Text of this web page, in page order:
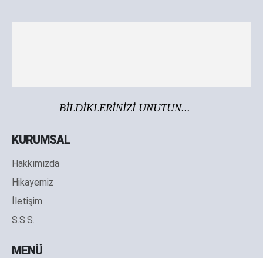
BİLDİKLERİNİZİ UNUTUN...
KURUMSAL
Hakkımızda
Hikayemiz
İletişim
S.S.S.
MENÜ